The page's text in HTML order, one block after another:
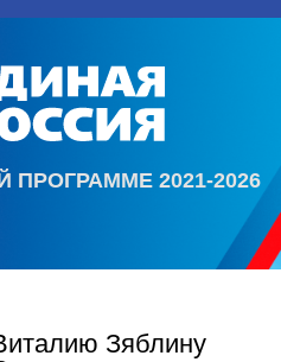
2021-2026
Зяблину